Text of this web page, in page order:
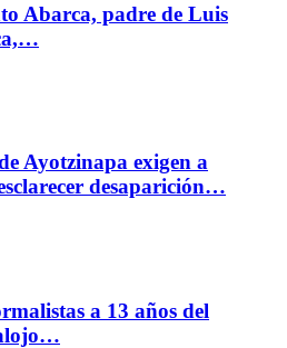
Abarca, padre de Luis
Ayotzinapa exigen a
desaparición…
a 13 años del